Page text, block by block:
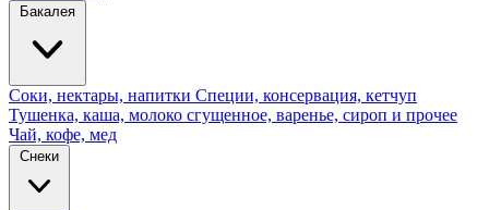
Бакалея
Соки, нектары, напитки Специи, консервация, кетчуп
Тушенка, каша, молоко сгущенное, варенье, сироп и прочее
Чай, кофе, мед
Снеки